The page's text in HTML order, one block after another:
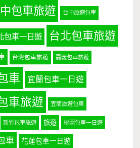
包車旅遊 台中旅遊包車
包車一日遊 台北包車旅遊
台灣包車旅遊 嘉義包車旅遊
車 宜蘭包車一日遊
車旅遊 宜蘭旅遊包車
新竹包車旅遊 旅遊 桃園包車一日遊
車 花蓮包車一日遊